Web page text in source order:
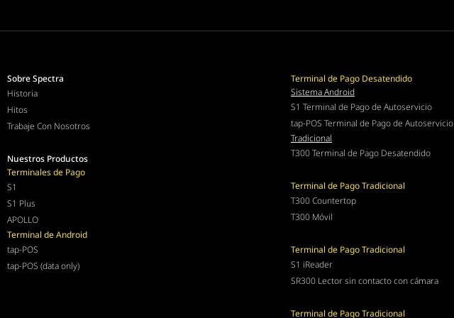
Sobre Spectra
Historia
Hitos
Trabaje Con Nosotros
Nuestros Productos
Terminales de Pago
S1
S1 Plus
APOLLO
Terminal de Android
tap-POS
tap-POS (data only)
Terminal de Pago Desatendido
Sistema Android
S1 Terminal de Pago de Autoservicio
tap-POS Terminal de Pago de Autoservicio
Tradicional
T300 Terminal de Pago Desatendido
Terminal de Pago Tradicional
T300 Countertop
T300 Móvil
Terminal de Pago Tradicional
S1 iReader
SR300 Lector sin contacto con cámara
Terminal de Pago Tradicional